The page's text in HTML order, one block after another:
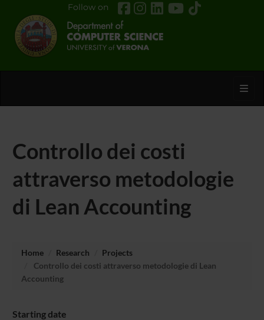
Follow on
Controllo dei costi
attraverso metodologie
di Lean Accounting
Home Research
Projects
Controllo dei costi attraverso metodologie di Lean
Accounting
Starting date